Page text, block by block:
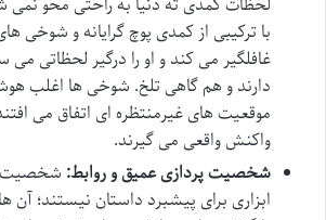
لحظات کمدی ته دنیا به راحتی محو نمی
با ترکیبی از کمدی پوچ گرایانه و شوخی
غافلگیر می کند و او را درگیر لحظاتی
دارند و هم گاهی تلخ. شوخی ها اغلب
موقعیت های غیرمنتظره ای اتفاق می
واکنش واقعی می گیرند.
شخصیت پردازی عمیق و روابط: شخصیت
ابزاری برای پیشبرد داستان نیستند؛